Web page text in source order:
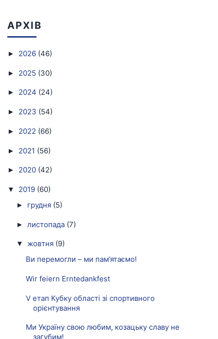
АРХІВ
► 2026 (46)
► 2025 (30)
► 2024 (24)
► 2023 (54)
► 2022 (66)
► 2021 (56)
► 2020 (42)
▼ 2019 (60)
► грудня (5)
► листопада (7)
▼ жовтня (9)
Ви перемогли – ми пам’ятаємо!
Wir feiern Erntedankfest
V етап Кубку області зі спортивного
орієнтування
Ми Україну свою любим, козацьку славу не
загубим!